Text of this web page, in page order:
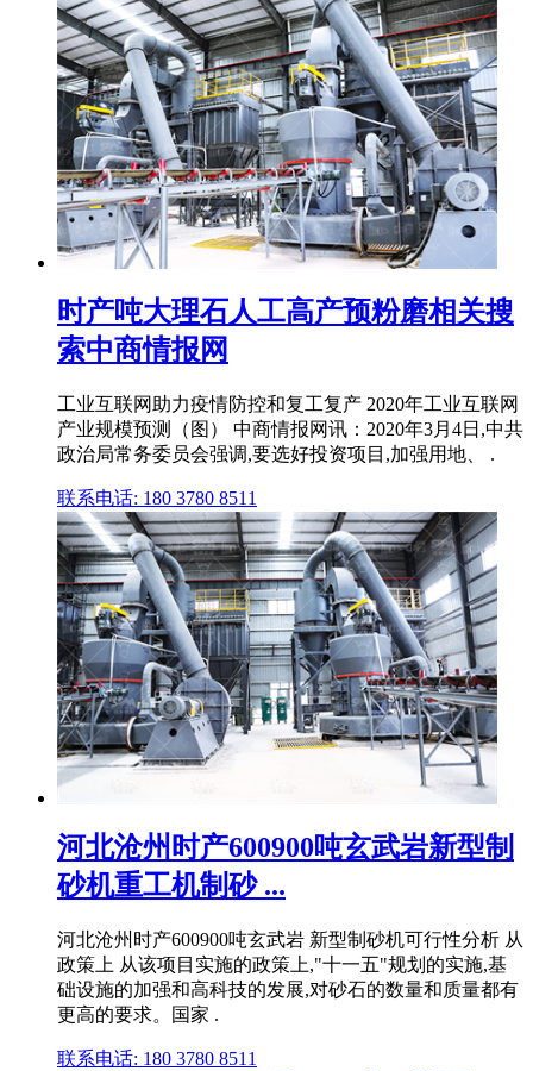
时产吨大理石人工高产预粉磨相关搜
索中商情报网
工业互联网助力疫情防控和复工复产 2020年工业互联网
产业规模预测（图） 中商情报网讯：2020年3月4日,中共
政治局常务委员会强调,要选好投资项目,加强用地、 .
联系电话: 180 3780 8511
河北沧州时产600900吨玄武岩新型制
砂机重工机制砂 ...
河北沧州时产600900吨玄武岩 新型制砂机可行性分析 从
政策上 从该项目实施的政策上,"十一五"规划的实施,基
础设施的加强和高科技的发展,对砂石的数量和质量都有
更高的要求。国家 .
联系电话: 180 3780 8511